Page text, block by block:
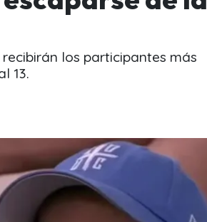
los participantes más
13.